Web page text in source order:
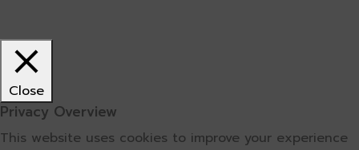
Close
Privacy Overview
This website uses cookies to improve your experience